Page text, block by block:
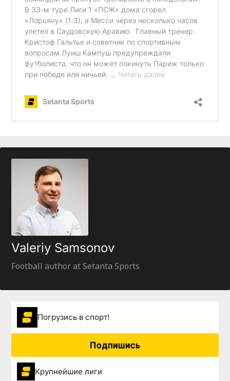
Valeriy Samsonov
Football author at Setanta Sports
Погрузиcь в спорт!
Подпишись
Крупнейшие лиги